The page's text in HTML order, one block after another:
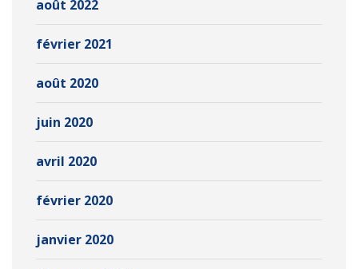
août 2022
février 2021
août 2020
juin 2020
avril 2020
février 2020
janvier 2020